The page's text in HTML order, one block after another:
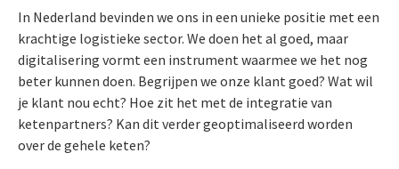
In Nederland bevinden we ons in een unieke positie met een
krachtige logistieke sector. We doen het al goed, maar
digitalisering vormt een instrument waarmee we het nog
beter kunnen doen. Begrijpen we onze klant goed? Wat wil
je klant nou echt? Hoe zit het met de integratie van
ketenpartners? Kan dit verder geoptimaliseerd worden
over de gehele keten?